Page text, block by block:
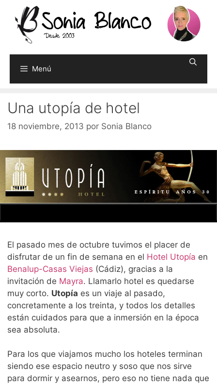
contenido
Menú
Una utopía de hotel
18 noviembre, 2013 por Sonia Blanco
El pasado mes de octubre tuvimos el placer de
disfrutar de un fin de semana en el Hotel Utopía en
Benalup-Casas Viejas (Cádiz), gracias a la
invitación de Mayra. Llamarlo hotel es quedarse
muy corto. Utopía es un viaje al pasado,
concretamente a los treinta, y todos los detalles
están cuidados para que a inmersión en la época
sea absoluta.
Para los que viajamos mucho los hoteles terminan
siendo ese espacio neutro y soso que nos sirve
para dormir y asearnos, pero eso no tiene nada que